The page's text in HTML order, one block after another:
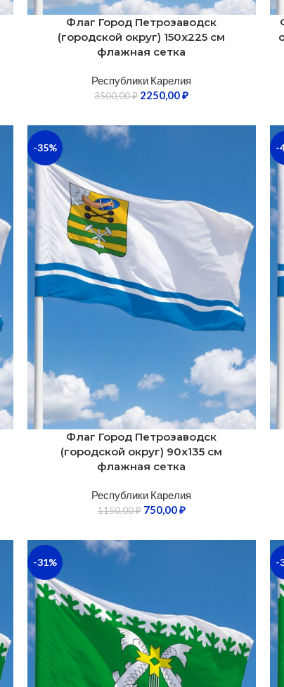
Флаг Город Петрозаводск
(городской округ) 150х225 см
флажная сетка
Республики Карелия
3500,00₽ 2250,00₽
-35%
Флаг Город Петрозаводск
(городской округ) 90х135 см
флажная сетка
Республики Карелия
1150,00₽ 750,00₽
-
-31% -